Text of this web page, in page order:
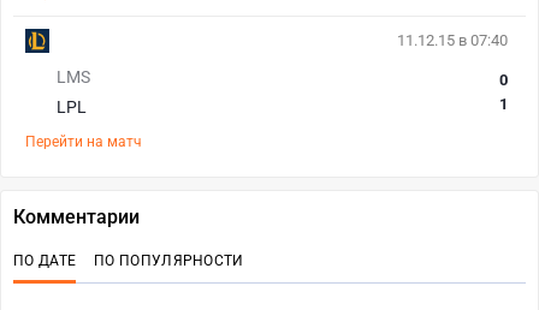
11.12.15 в 07:40
LMS
LPL
0
1
Перейти на матч
Комментарии
ПО ДАТЕ ПО ПОПУЛЯРНОСТИ